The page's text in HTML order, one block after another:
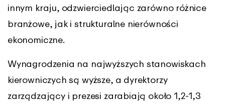
innym kraju, odzwierciedlając zarówno różnice
branżowe, jak i strukturalne nierówności
ekonomiczne.
Wynagrodzenia na najwyższych stanowiskach
kierowniczych są wyższe, a dyrektorzy
zarządzający i prezesi zarabiają około 1,2-1,3